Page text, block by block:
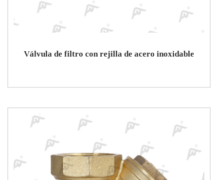
Válvula de filtro con rejilla de acero inoxidable